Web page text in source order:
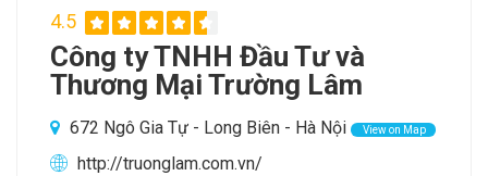
4.5
Công ty TNHH Đầu Tư và
Thương Mại Trường Lâm
672 Ngô Gia Tự - Long Biên - Hà Nội View on Map
http://truonglam.com.vn/